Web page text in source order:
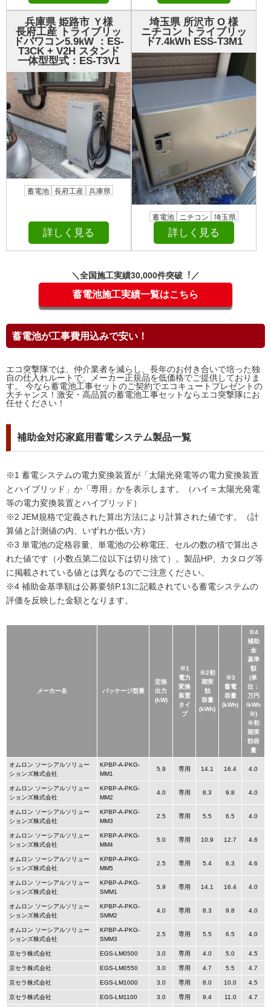
兵庫県 姫路市 Ｙ様
長府工産 トライブリッ
ドパワコン5.9kW ：ES-
T3CK + V2H スタンド
一体型型式：ES-T3V1
蓄電池 長府工産 兵庫県
詳しく見る
埼玉県 所沢市 О 様
ニチコン トライブリッ
ド7.4kWh ESS-T3M1
蓄電池 ニチコン 埼玉県
詳しく見る
＼全国施⼯実績30,000件突破︕／
蓄電池施工実績一覧はこちら
蓄電池が工事費用込みで安い！
エコ突撃隊では、仲介業者を減らし、長年のお付き合いで培った独
自の仕入れルートで、メーカー正規品を低価格でご提供しておりま
す。 今なら蓄電池工事セットのご契約でエコキュートプレゼントの
大チャンス！激安・高品質の蓄電池工事セットならエコ突撃隊にお
任せください！
補助金対応家庭用蓄電システム製品一覧
※1 蓄電システムの電力変換装置が「太陽光発電等の電力変換装置
とハイブリッド」か「専用」かを表示します。（ハイ＝太陽光発電
等の電力変換装置とハイブリッド）
※2 JEM規格で定義された算出方法により計算された値です。（計
算値と計測値の内、いずれか低い方）
※3 単電池の定格容量、単電池の公称電圧、セルの数の積で算出さ
れた値です（小数点第二位以下は切り捨て）。製品HP、カタログ等
に掲載されている値とは異なるのでご注意ください。
※4 補助金基準額は公募要領P.13に記載されている蓄電システムの
評価を反映した金額となります。
メーカー名 パッケージ型番
定格
出力
(kW)
※1
電力
変換
装置
タイ
プ
※2初
期実
効
容量
(kWh)
※3
蓄電
容量
(kWh)
※4
補助
金
基準
額
(単
位：
万円
/kWh
※)
※初
期実
効容
量
オムロン ソーシアルソリュー
ションズ株式会社
KPBP-A-PKG-
MM1
5.9 専用 14.1 16.4 4.0
オムロン ソーシアルソリュー
ションズ株式会社
KPBP-A-PKG-
MM2
4.0 専用 8.3 9.8 4.0
オムロン ソーシアルソリュー
ションズ株式会社
KPBP-A-PKG-
MM3
2.5 専用 5.5 6.5 4.0
オムロン ソーシアルソリュー
ションズ株式会社
KPBP-A-PKG-
MM4
5.0 専用 10.9 12.7 4.6
オムロン ソーシアルソリュー
ションズ株式会社
KPBP-A-PKG-
MM5
2.5 専用 5.4 6.3 4.6
オムロン ソーシアルソリュー
ションズ株式会社
KPBP-A-PKG-
SMM1
5.9 専用 14.1 16.4 4.0
オムロン ソーシアルソリュー
ションズ株式会社
KPBP-A-PKG-
SMM2
4.0 専用 8.3 9.8 4.0
オムロン ソーシアルソリュー
ションズ株式会社
KPBP-A-PKG-
SMM3
2.5 専用 5.5 6.5 4.0
京セラ株式会社 EGS-LM0500 3.0 専用 4.0 5.0 4.5
京セラ株式会社 EGS-LM0550 3.0 専用 4.7 5.5 4.7
京セラ株式会社 EGS-LM1000 3.0 専用 8.0 10.0 4.5
京セラ株式会社 EGS-LM1100 3.0 専用 9.4 11.0 4.7